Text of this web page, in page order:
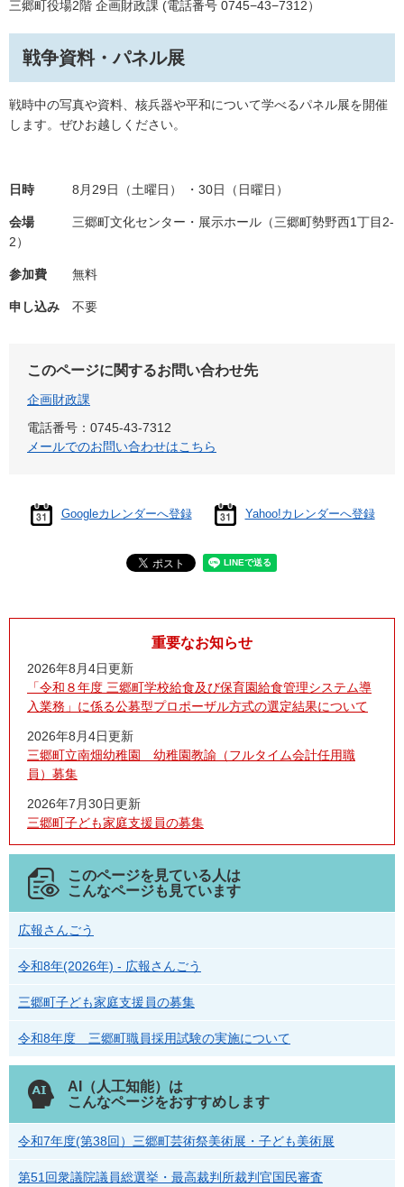
三郷町役場2階 企画財政課 (電話番号 0745−43−7312）
戦争資料・パネル展
戦時中の写真や資料、核兵器や平和について学べるパネル展を開催
します。ぜひお越しください。
日時 8月29日（土曜日） ・30日（日曜日）
会場 三郷町文化センター・展示ホール（三郷町勢野西1丁目2-
2）
参加費 無料
申し込み 不要
このページに関するお問い合わせ先
企画財政課
電話番号：0745-43-7312
メールでのお問い合わせはこちら
Googleカレンダーへ登録 Yahoo!カレンダーへ登録
重要なお知らせ
2026年8月4日更新
「令和８年度 三郷町学校給食及び保育園給食管理システム導
入業務」に係る公募型プロポーザル方式の選定結果について
2026年8月4日更新
三郷町立南畑幼稚園 幼稚園教諭（フルタイム会計任用職
員）募集
2026年7月30日更新
三郷町子ども家庭支援員の募集
このページを見ている人は
こんなページも見ています
広報さんごう
令和8年(2026年) - 広報さんごう
三郷町子ども家庭支援員の募集
令和8年度 三郷町職員採用試験の実施について
AI（人工知能）は
こんなページをおすすめします
令和7年度(第38回）三郷町芸術祭美術展・子ども美術展
第51回衆議院議員総選挙・最高裁判所裁判官国民審査